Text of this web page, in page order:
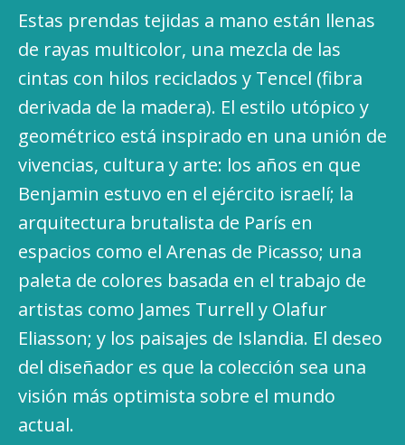
Estas prendas tejidas a mano están llenas
de rayas multicolor, una mezcla de las
cintas con hilos reciclados y Tencel (fibra
derivada de la madera). El estilo utópico y
geométrico está inspirado en una unión de
vivencias, cultura y arte: los años en que
Benjamin estuvo en el ejército israelí; la
arquitectura brutalista de París en
espacios como el Arenas de Picasso; una
paleta de colores basada en el trabajo de
artistas como James Turrell y Olafur
Eliasson; y los paisajes de Islandia. El deseo
del diseñador es que la colección sea una
visión más optimista sobre el mundo
actual.